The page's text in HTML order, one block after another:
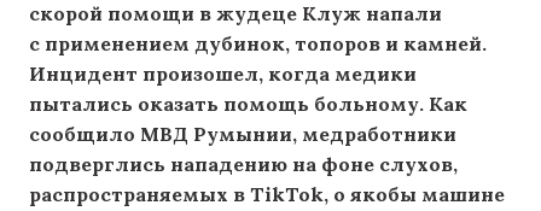
скорой помощи в жудеце Клуж напали
с применением дубинок, топоров и камней.
Инцидент произошел, когда медики
пытались оказать помощь больному. Как
сообщило МВД Румынии, медработники
подверглись нападению на фоне слухов,
распространяемых в TikTok, о якобы машине